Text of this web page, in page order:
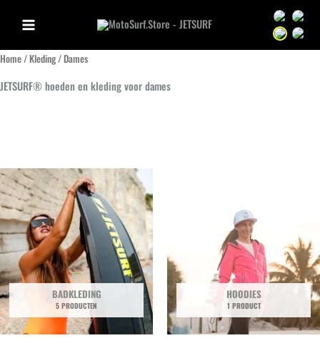
de
inhoud
Sprache
Sprache
Home/Kleding/ Dames
JETSURF® hoeden en kleding voor dames
BADKLEDING
5 PRODUCTEN
HOODIES
1 PRODUCT